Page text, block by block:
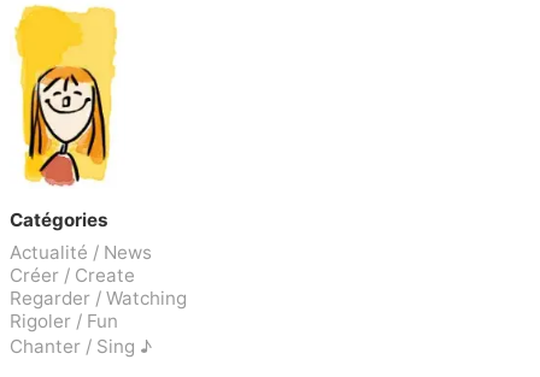
Catégories
Actualité / News
Créer / Create
Regarder / Watching
Rigoler / Fun
Chanter / Sing ♪